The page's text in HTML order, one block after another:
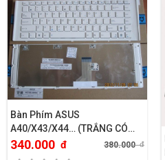
Bàn Phím ASUS
A40/X43/X44… (TRẮNG CÓ
KHUNG)
340.000 đ 380.000đ